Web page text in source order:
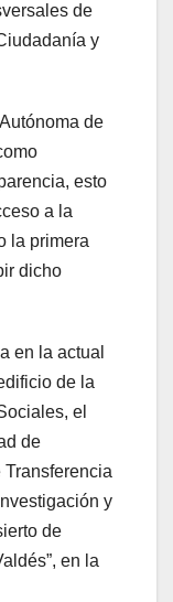
de
y
de
esto
a la
la primera
dicho
en la actual
de la
el
de
y
de
en la